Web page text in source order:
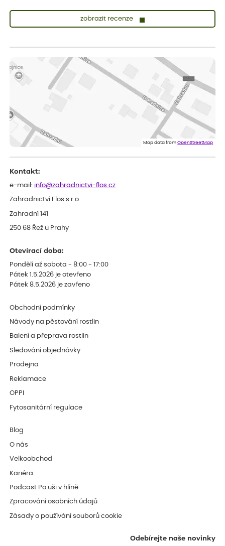
zobrazit recenze
Vše přišlo velice rychle krásně zabalené. Rostlinky po přesazení
velice dobře prospívají
Jarda
Dobrý den, byli jsme spokojeni
Eshop, objednání bylo v pořádku, žádný problém. Jen jsem byla
smutná z dodávky jedné kytky, která nebyla v nejlepší kondici a i
Map data fromOpenStreetMap
Kontakt:
e-mail: info@zahradnictvi-flos.cz
Zahradnictví Flos s.r.o.
Zahradní 141
250 68 Řež u Prahy
Otevírací doba:
Pondělí až sobota - 8:00 - 17:00
Pátek 1.5.2026 je otevřeno
Pátek 8.5.2026 je zavřeno
Obchodní podmínky
Návody na pěstování rostlin
Balení a přeprava rostlin
Sledování objednávky
Prodejna
Reklamace
OPPI
Fytosanitární regulace
Blog
O nás
Velkoobchod
Kariéra
Podcast Po uši v hlíně
Zpracování osobních údajů
Zásady o používání souborů cookie
Odebírejte naše novinky